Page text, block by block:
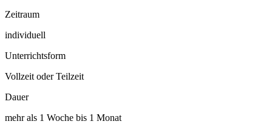
Zeitraum
individuell
Unterrichtsform
Vollzeit oder Teilzeit
Dauer
mehr als 1 Woche bis 1 Monat